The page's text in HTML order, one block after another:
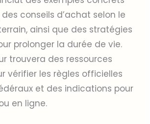
conseils d’achat selon le
ainsi que des stratégies
prolonger la durée de vie.
trouvera des ressources
vérifier les règles officielles
et des indications pour
en ligne.